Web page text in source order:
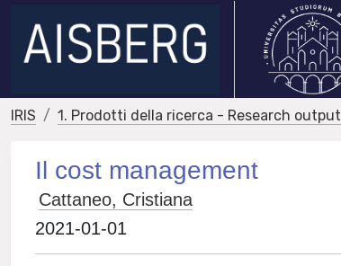
IRIS 1. Prodotti della ricerca - Research output
Il cost management
Cattaneo, Cristiana
2021-01-01